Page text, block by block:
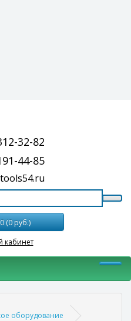
32-82
44-85
(0 руб.)
оборудование